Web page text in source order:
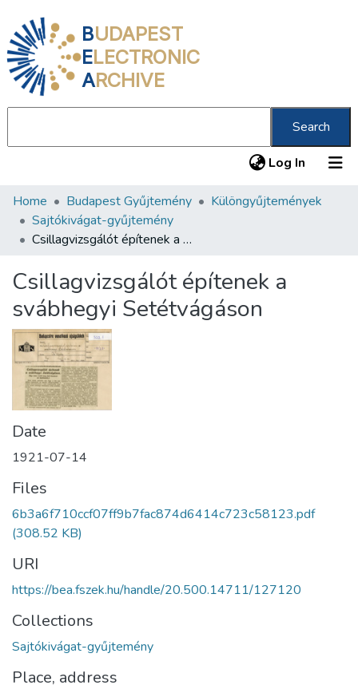
BUDAPEST
ELECTRONIC
ARCHIVE
Search
Log In (current)
Communities & Collections
All of DSpace
About us
Home Budapest Gyűjtemény
Különgyűjtemények
Sajtókivágat-gyűjtemény
Csillagvizsgálót építenek a svábhegyi Setétvágáson
Csillagvizsgálót építenek a
svábhegyi Setétvágáson
Date
1921-07-14
Files
6b3a6f710ccf07ff9b7fac874d6414c723c58123.pdf
(308.52 KB)
URI
https://bea.fszek.hu/handle/20.500.14711/127120
Collections
Sajtókivágat-gyűjtemény
Place, address